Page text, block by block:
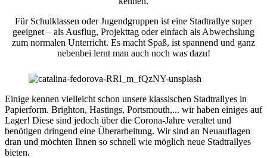
Für Schulklassen oder Jugendgruppen ist eine Stadtrallye super
geeignet – als Ausflug, Projekttag oder einfach als Abwechslung
zum normalen Unterricht. Es macht Spaß, ist spannend und ganz
nebenbei lernt man auch noch was dazu!
Einige kennen vielleicht schon unsere klassischen Stadtrallyes in
Papierform. Brighton, Hastings, Portsmouth,... wir haben einiges auf
Lager! Diese sind jedoch über die Corona-Jahre veraltet und
benötigen dringend eine Überarbeitung. Wir sind an Neuauflagen
dran und möchten Ihnen so schnell wie möglich neue Stadtrallyes
bieten.